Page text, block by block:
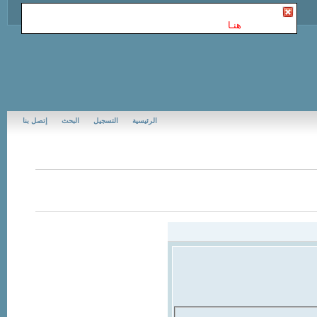
هنـا
إتصل بنا البحث التسجيل الرئيسية